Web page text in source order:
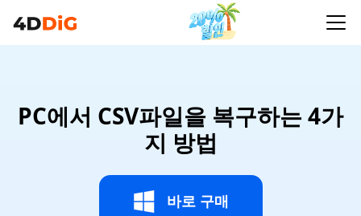
PC에서 CSV파일을 복구하는 4가
지 방법
바로 구매